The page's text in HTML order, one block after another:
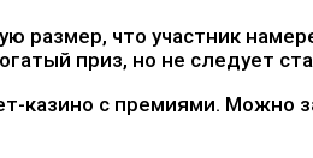
что участник
приз, но не следует
казино с премиями. Можно